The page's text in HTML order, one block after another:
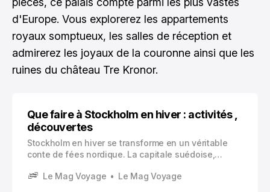
d'Europe. Vous explorerez les appartements
royaux somptueux, les salles de réception et
admirerez les joyaux de la couronne ainsi que les
ruines du château Tre Kronor.
Que faire à Stockholm en hiver : activités ,
découvertes
Stockholm en hiver se transforme en un véritable
conte de fées nordique. La capitale suédoise,
charme particulier lorsque la neige recouvre ses
Le Mag Voyage Le Mag Voyage